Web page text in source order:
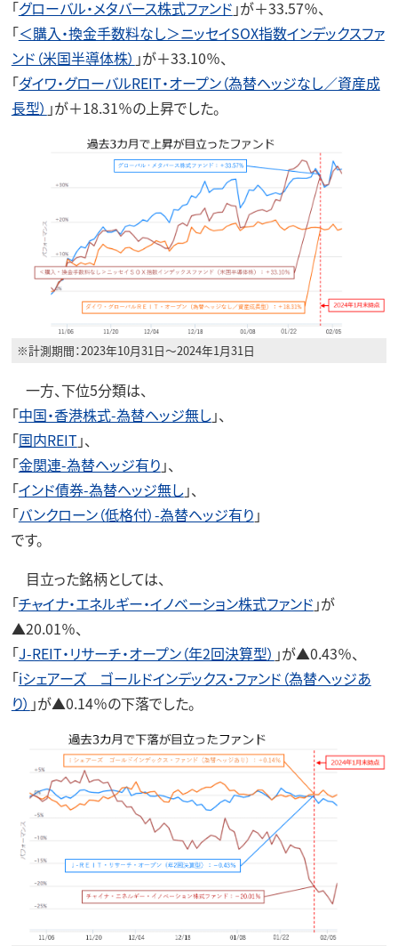
「グローバル・メタバース株式ファンド 」が＋33.57％、
「＜購入・換金手数料なし＞ニッセイSOX指数インデックスファ
ンド（米国半導体株） 」が＋33.10％、
「ダイワ・グローバルREIT・オープン（為替ヘッジなし／資産成
長型） 」が＋18.31％の上昇でした。
※計測期間：2023年10月31日～2024年1月31日
一方、下位5分類は、
「中国・香港株式-為替ヘッジ無し」、
「国内REIT 」、
「金関連-為替ヘッジ有り 」、
「インド債券-為替ヘッジ無し」、
「バンクローン（低格付）-為替ヘッジ有り 」
です。
目立った銘柄としては、
「チャイナ・エネルギー・イノベーション株式ファンド 」が
▲20.01％、
「J-REIT・リサーチ・オープン（年2回決算型） 」が▲0.43％、
「iシェアーズ ゴールドインデックス・ファンド（為替ヘッジあ
り） 」が▲0.14％の下落でした。